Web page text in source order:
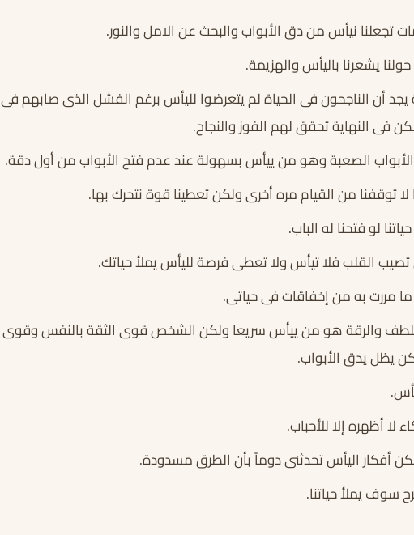
تجعلنا نيأس من دق الأبواب والبحث عن الامل والنور.
يشعرنا باليأس والهزيمة.
أن الناجحون فى الحياة لم يتعرضوا لليأس برغم الفشل الذى صابهم فى
فى النهاية تحقق لهم الفوز والنجاح.
الصعبة وهو من ييأس بسهولة عند عدم فتح الأبواب من أول دقة.
لا توقفنا من القيام مره أخرى ولكن تعطينا قوة نتحرك بها.
لو فتحنا له الباب.
القلب فلا تيأس ولا تعطى فرصة لليأس يملأ حياتك.
مررت به من إخفاقات فى حياتى.
والرقة هو من ييأس سريعا ولكن الشخص قوى الثقة بالنفس وقوى
يظل يدق الأبواب.
أظهره إلا للأحباب.
أفكار اليأس تحدثنى دوماً بأن الطرق مسدودة.
سوف يملأ حياتنا.